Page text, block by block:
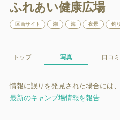
ふれあい健康広場
区画サイト 湖 海 夜景 釣り
トップ 写真 口コミ
情報に誤りを発見された場合には
最新のキャンプ場情報を報告